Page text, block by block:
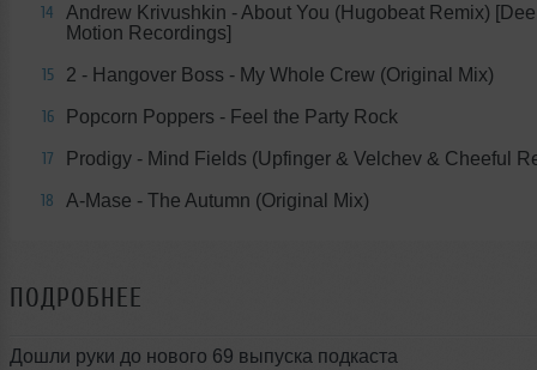
14
Andrew Krivushkin - About You (Hugobeat Remix)
Motion Recordings]
15 2 - Hangover Boss - My Whole Crew (Original Mix)
16 Popcorn Poppers - Feel the Party Rock
17 Prodigy - Mind Fields (Upfinger & Velchev & Cheeful
18 A-Mase - The Autumn (Original Mix)
ПОДРОБНЕЕ
Дошли руки до нового 69 выпуска подкаста